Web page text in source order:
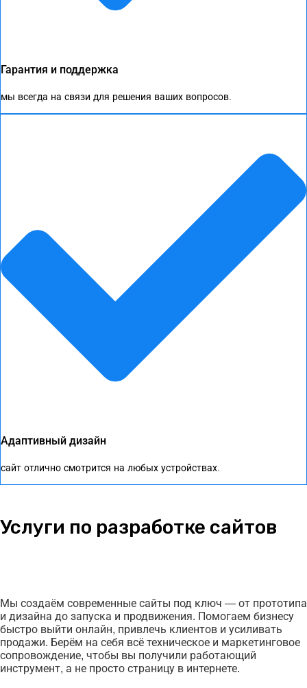
Гарантия и поддержка
мы всегда на связи для решения ваших вопросов.
Адаптивный дизайн
сайт отлично смотрится на любых устройствах.
Услуги по разработке сайтов
Мы создаём современные сайты под ключ — от прототипа
и дизайна до запуска и продвижения. Помогаем бизнесу
быстро выйти онлайн, привлечь клиентов и усиливать
продажи. Берём на себя всё техническое и маркетинговое
сопровождение, чтобы вы получили работающий
инструмент, а не просто страницу в интернете.